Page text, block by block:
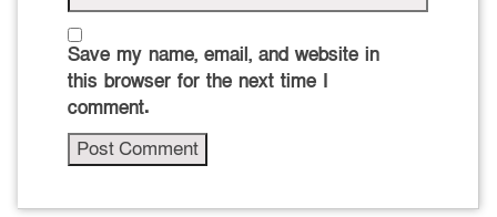
Save my name, email, and website in
this browser for the next time I
comment.